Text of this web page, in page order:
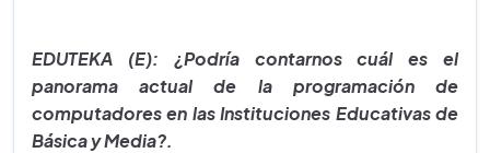
EDUTEKA (E): ¿Podría contarnos cuál es el
panorama actual de la programación de
computadores en las Instituciones Educativas de
Básica y Media?.